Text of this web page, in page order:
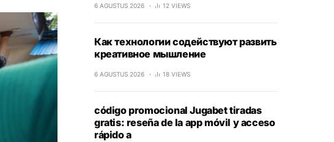
6 AGUSTUS 2026 12 VIEWS
Как технологии содействуют развить
креативное мышление
6 AGUSTUS 2026 18 VIEWS
código promocional Jugabet tiradas
gratis: reseña de la app móvil y acceso
rápido a